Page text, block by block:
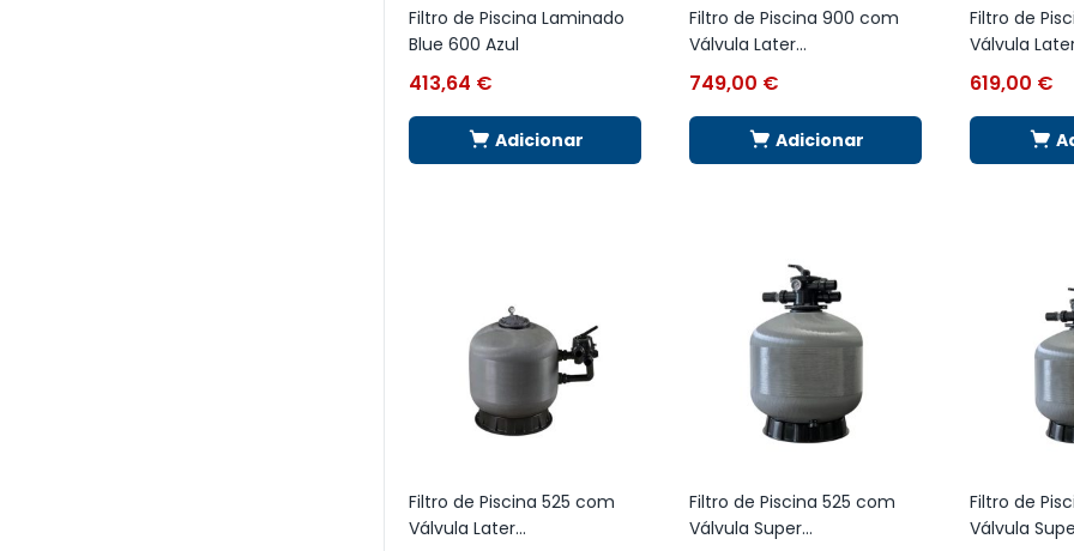
Filtro de Piscina Laminado
Blue 600 Azul
413,64 €
Adicionar
Filtro de Piscina 900 com
Válvula Later...
749,00 €
Adicionar
Filtro de
Válvula
619,00 €
Filtro de Piscina 525 com
Válvula Later...
Filtro de Piscina 525 com
Válvula Super...
Filtro de
Válvula